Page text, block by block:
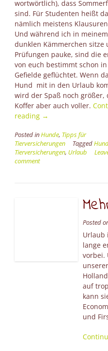
wortwörtlich), dass
sind. Für Studenten heißt
nämlich meistens
Und während ich in meinem
dunklen Kämmerchen sitze
Prüfungen pauke, sind die
von euch bestimmt schon
Gefielde geflüchtet. Wenn
Hund mit in den Urlaub
wird der Spaß noch größer,
Koffer aber auch voller.
reading “Tierisch
Urlaub
–
Checkliste
→
Posted inHunde, Tipps für
Tierversicherungen
Tagged
Tierversicherungen, Urlaub
comment
Posted
Urlaub
lange
vorbei.
auf
kann
und